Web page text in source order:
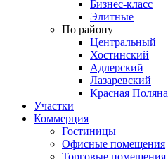
Бизнес-класс
Элитные
По району
Центральный
Хостинский
Адлерский
Лазаревский
Красная Поляна
Участки
Коммерция
Гостиницы
Офисные помещения
Торговые помещения